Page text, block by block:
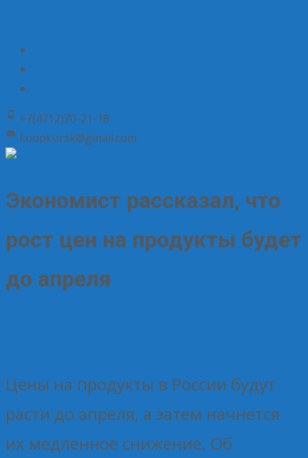
+7(4712)70-21-18
koopkursk@gmail.com
Экономист рассказал, что
рост цен на продукты будет
до апреля
Цены на продукты в России будут
расти до апреля, а затем начнется
их медленное снижение. Об